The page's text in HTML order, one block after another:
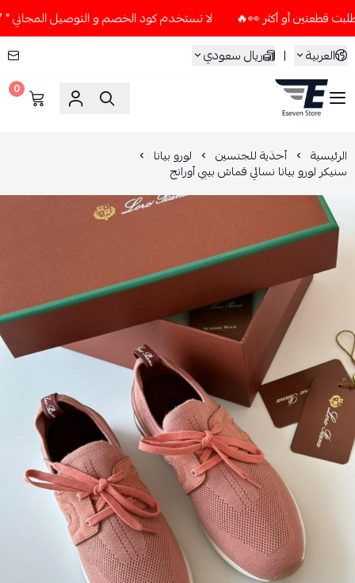
لا تستخدم كود الخصم و التوصيل المجاني " N7 " إلا إذا طلبت قطعتين أو أكثر 👀🔥
العربية
| ريال سعودي
ESEVEN STORE
0
الرئيسية أحذية للجنسين لورو بيانا
سنيكر لورو بيانا نسائي قماش بيبي أورانج